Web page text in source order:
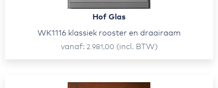
Hof Glas
WK1116 klassiek rooster en draairaam
vanaf
2.981,00 (incl. BTW)